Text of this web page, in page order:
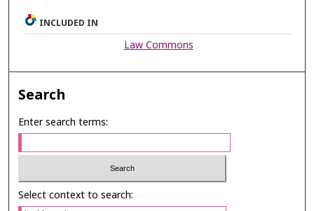
INCLUDED IN
Law Commons
Search
Enter search terms:
Select context to search: